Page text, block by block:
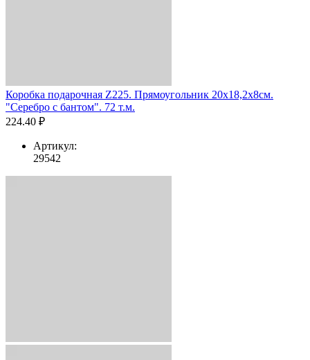
Коробка подарочная Z225. Прямоугольник 20х18,2х8см.
"Серебро с бантом". 72 т.м.
224.40 ₽
Артикул:
29542